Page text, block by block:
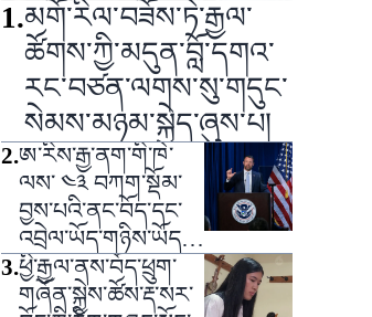
1.མགོ་རིལ་བཟོས་ཏེ་རྒྱལ་
ཚོགས་ཀྱི་མདུན་བློ་དགའ་
རང་བཙན་ལགས་སུ་གདུང་
སེམས་མཉམ་སྐྱེད་ཞུས་པ།
2.ཨ་རིས་རྒྱ་ནག་གི་ཁེ་
ལས་ ༤༣ བཀག་སྡོམ་
བྱས་པའི་ནང་བོད་དང་
འབྲེལ་ཡོད་གཉིས་ཡོད་
འདུག
3.ཕྱི་རྒྱལ་ནས་བོད་ཕྲུག་
གཞོན་སྐྱེས་ཚོས་རྡ་སར་